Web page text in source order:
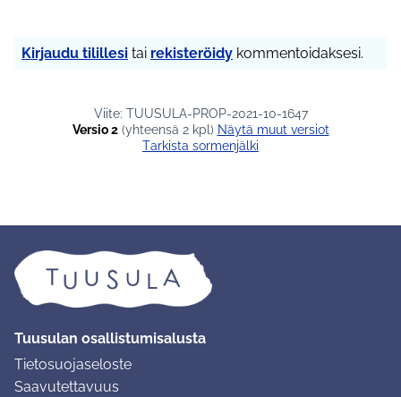
Kirjaudu tilillesi tai rekisteröidy kommentoidaksesi.
Viite: TUUSULA-PROP-2021-10-1647
Versio 2(yhteensä 2 kpl)
näytä muut versiot
Tarkista sormenjälki
Tuusulan osallistumisalusta
Tietosuojaseloste
Saavutettavuus